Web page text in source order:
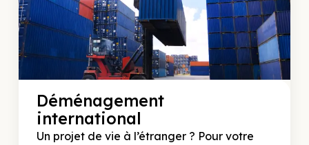
Déménagement
international
Un projet de vie à l’étranger ? Pour votre